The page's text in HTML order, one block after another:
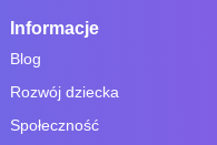
Informacje
Blog
Rozwój dziecka
Społeczność